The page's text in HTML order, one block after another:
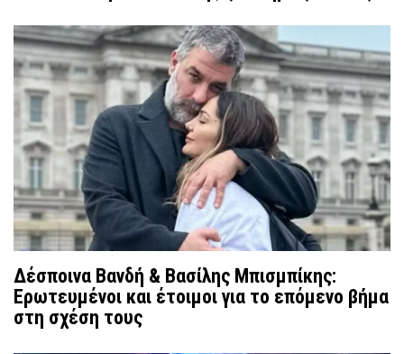
Δέσποινα Βανδή & Βασίλης Μπισμπίκης:
Ερωτευμένοι και έτοιμοι για το επόμενο βήμα
στη σχέση τους